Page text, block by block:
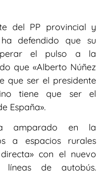
del PP provincial y
defendido que su
el pulso a la
que «Alberto Núñez
que ser el presidente
tiene que ser el
España».
amparado en la
a espacios rurales
con el nuevo
líneas de autobús.